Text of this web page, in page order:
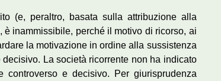
(e, peraltro, basata sulla attribuzione alla
inammissibile, perché il motivo di ricorso, ai
la motivazione in ordine alla sussistenza
La società ricorrente non ha indicato
e decisivo. Per giurisprudenza